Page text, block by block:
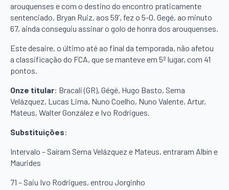
arouquenses e com o destino do encontro praticamente
sentenciado, Bryan Ruiz, aos 59’, fez o 5-0. Gegé, ao minuto
67, ainda conseguiu assinar o golo de honra dos arouquenses.
Este desaire, o último até ao final da temporada, não afetou
a classificação do FCA, que se manteve em 5º lugar, com 41
pontos.
Onze titular: Bracali (GR), Gégé, Hugo Basto, Sema
Velázquez, Lucas Lima, Nuno Coelho, Nuno Valente, Artur,
Mateus, Walter González e Ivo Rodrigues.
Substituições:
Intervalo – Saíram Sema Velázquez e Mateus, entraram Albín e
Maurides
71 – Saiu Ivo Rodrigues, entrou Jorginho